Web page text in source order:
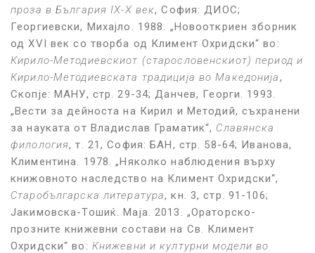
проза в България IX-X век, София: ДИОС;
Георгиевски, Михајло. 1988. „Новооткриен зборник
од XVI век со творба од Климент Охридски“ во:
Кирило-Методиевскиот (старословенскиот) период и
Кирило-Методиевската традиција во Македонија,
Скопје: МАНУ, стр. 29-34; Данчев, Георги. 1993.
„Вести за дейноста на Кирил и Методий, съхранени
за науката от Владислав Граматик“, Славянска
филология, т. 21, София: БАН, стр. 58-64; Иванова,
Климентина. 1978. „Няколко наблюдения върху
книжовното наследство на Климент Охридски“,
Старобългарска литература, кн. 3, стр. 91-106;
Јакимовска-Тошиќ. Маја. 2013. „Ораторско-
прозните книжевни состави на Св. Климент
Охридски“ во: Книжевни и културни модели во